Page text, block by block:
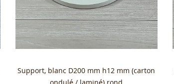
Support, blanc D200 mm h12 mm (carton